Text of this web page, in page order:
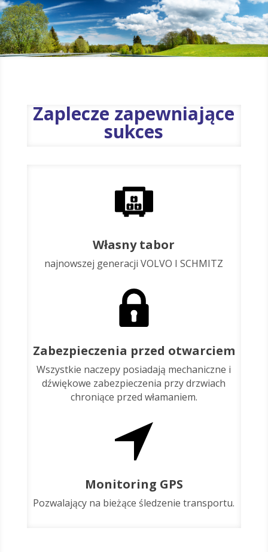
Zaplecze zapewniające
sukces
Własny tabor
najnowszej generacji VOLVO I SCHMITZ
Zabezpieczenia przed otwarciem
Wszystkie naczepy posiadają mechaniczne i
dźwiękowe zabezpieczenia przy drzwiach
chroniące przed włamaniem.
Monitoring GPS
Pozwalający na bieżące śledzenie transportu.